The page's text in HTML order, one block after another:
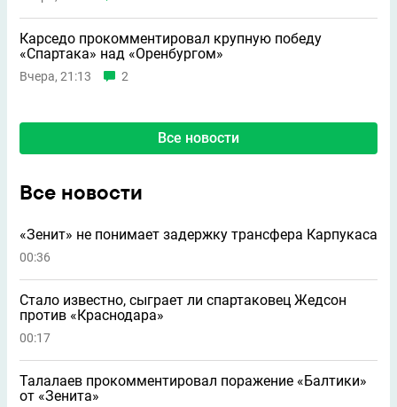
Карседо прокомментировал крупную победу
«Спартака» над «Оренбургом»
Вчера, 21:13 2
Все новости
Все новости
«Зенит» не понимает задержку трансфера Карпукаса
00:36
Стало известно, сыграет ли спартаковец Жедсон
против «Краснодара»
00:17
Талалаев прокомментировал поражение «Балтики»
от «Зенита»